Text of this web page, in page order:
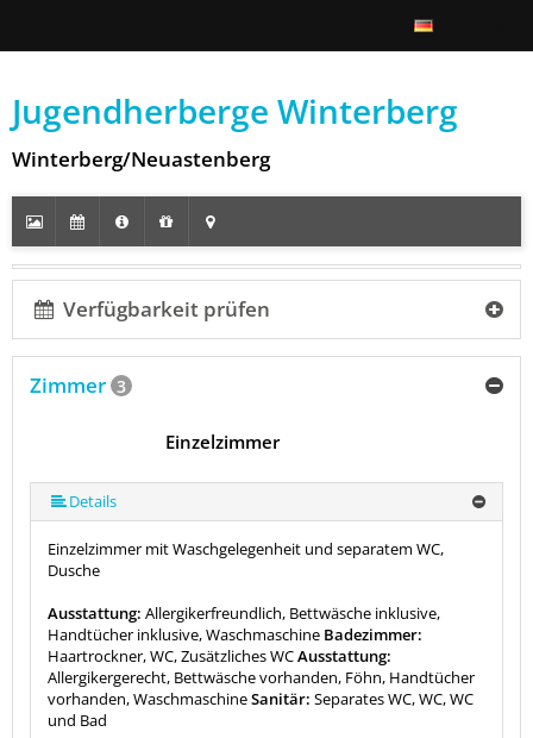
Jugendherberge Winterberg
Winterberg/Neuastenberg
Verfügbarkeit prüfen
Zimmer 3
Einzelzimmer
Details
Einzelzimmer mit Waschgelegenheit und separatem WC,
Dusche
Ausstattung: Allergikerfreundlich, Bettwäsche inklusive,
Handtücher inklusive, Waschmaschine Badezimmer:
Haartrockner, WC, Zusätzliches WCAusstattung:
Allergikergerecht, Bettwäsche vorhanden, Föhn, Handtücher
vorhanden, WaschmaschineSanitär: Separates WC, WC, WC
und Bad